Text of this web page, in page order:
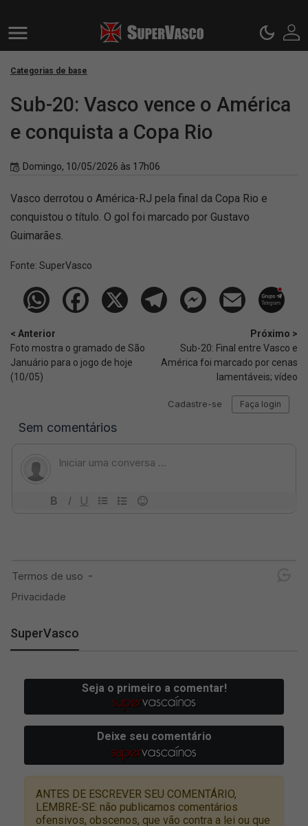
Categorias de base
Sub-20: Vasco vence o América
e conquista a Copa Rio
Domingo, 10/05/2026 às 17h06
Vasco derrotou o América-RJ pela final da Copa Rio e
conquistou o título. O gol foi marcado por Gustavo
Guimarães.
Fonte: SuperVasco‎‎‎‎‎‎
< Anterior
Foto mostra o gramado de São
Januário para o jogo de hoje
(10/05)
Próximo >
Sub-20: Final entre Vasco e
América foi marcado por cenas
lamentáveis; vídeo
SuperVasco